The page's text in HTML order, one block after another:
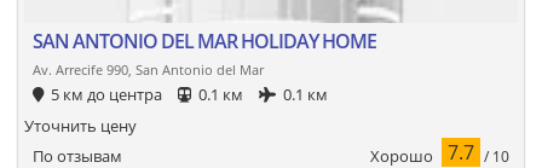
SAN ANTONIO DEL MAR HOLIDAY HOME
Av. Arrecife 990, San Antonio del Mar
5 км до центра 0.1 км 0.1 км
По отзывам Хорошо 7.7 / 10
Уточнить цену